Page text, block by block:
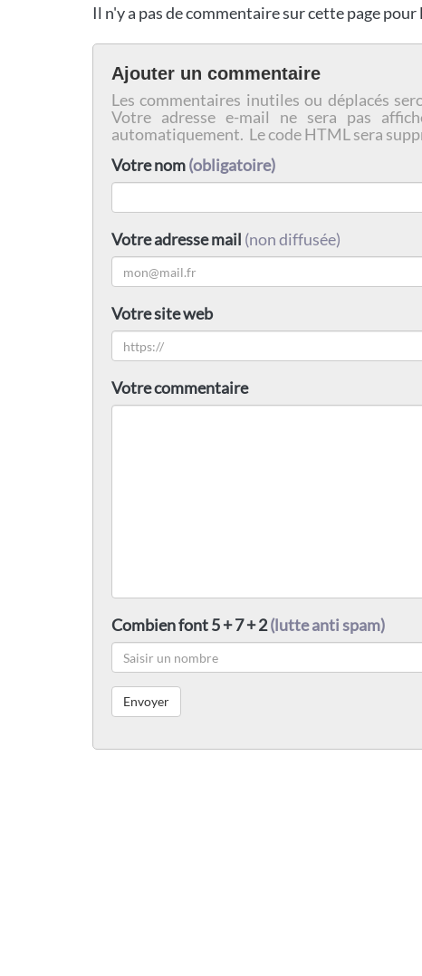
Il n'y a pas de commentaire sur cette page
Ajouter un commentaire
Les commentaires inutiles ou déplacés
Votre adresse e-mail ne sera pas
automatiquement. Le code HTML sera
Votre nom(obligatoire)
Votre adresse mail (non diffusée)
Votre site web
Votre commentaire
Combien font 5 + 7 + 2(lutte anti spam)